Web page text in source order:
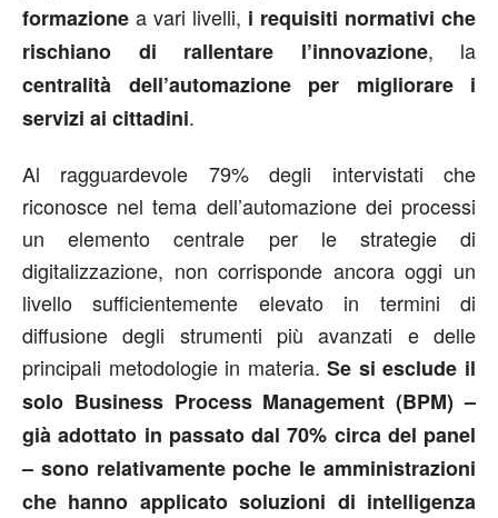
formazione a vari livelli, i requisiti normativi che
rischiano di rallentare l’innovazione, la
centralità dell’automazione per migliorare i
servizi ai cittadini.
Al ragguardevole 79% degli intervistati che
riconosce nel tema dell’automazione dei processi
un elemento centrale per le strategie di
digitalizzazione, non corrisponde ancora oggi un
livello sufficientemente elevato in termini di
diffusione degli strumenti più avanzati e delle
principali metodologie in materia.Se si esclude il
solo Business Process Management (BPM) –
già adottato in passato dal 70% circa del panel
– sono relativamente poche le amministrazioni
che hanno applicato soluzioni di intelligenza